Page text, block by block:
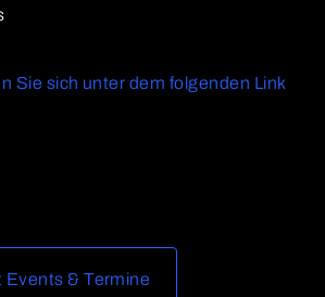
Sie sich unter dem folgenden Link
Events & Termine